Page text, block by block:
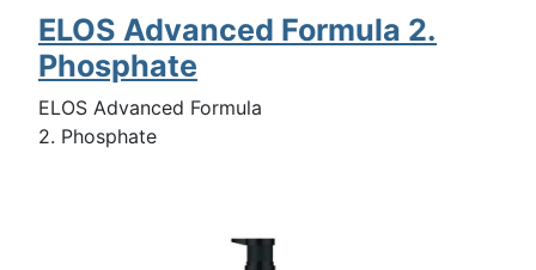
ELOS Advanced Formula 2.
Phosphate
ELOS Advanced Formula
2. Phosphate